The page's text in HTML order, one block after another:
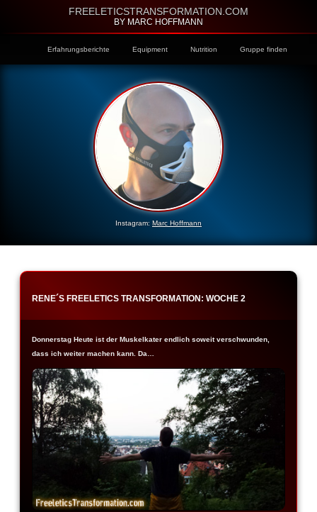
FREELETICSTRANSFORMATION.COM
BY MARC HOFFMANN
Erfahrungsberichte Equipment Nutrition Gruppe finden
Instagram: Marc Hoffmann
RENE´S FREELETICS TRANSFORMATION: WOCHE 2
Donnerstag Heute ist der Muskelkater endlich soweit verschwunden,
dass ich weiter machen kann. Da…